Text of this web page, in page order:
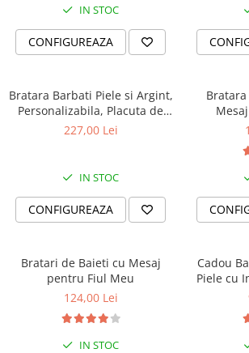
IN STOC
CONFIGUREAZA
Bratara Barbati Piele si Argint,
Personalizabila, Placuta de
Argint 925 Gravata
227,00 Lei
IN STOC
CONFIGUREAZA
Bratari de Baieti cu Mesaj
pentru Fiul Meu
124,00 Lei
IN STOC
Cadou
Piele cu
Tine